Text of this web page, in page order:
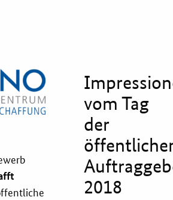
vom Tag
der
2018